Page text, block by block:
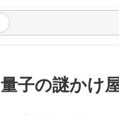
量子の謎